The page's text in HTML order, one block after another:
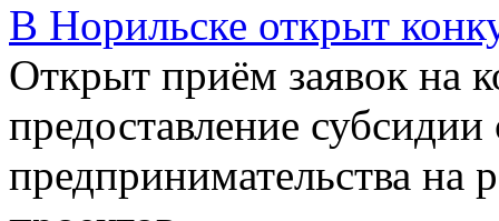
В Норильске открыт
Открыт приём заявок на
предоставление
предпринимательства на